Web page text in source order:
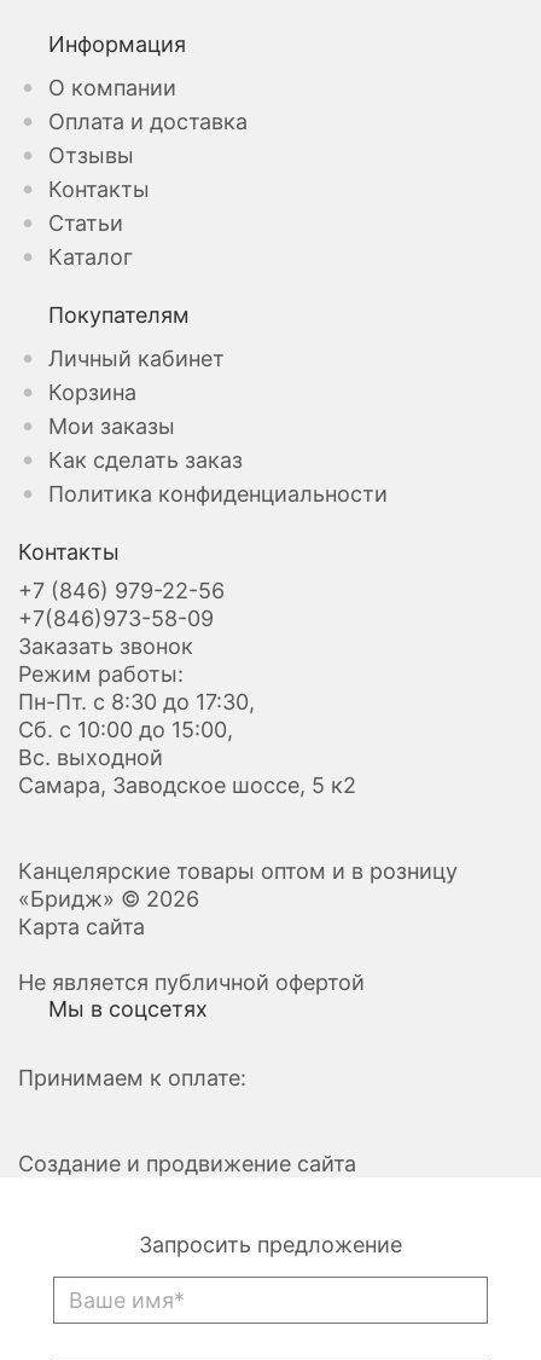
Информация
О компании
Оплата и доставка
Отзывы
Контакты
Статьи
Каталог
Покупателям
Личный кабинет
Корзина
Мои заказы
Как сделать заказ
Политика конфиденциальности
Контакты
+7 (846) 979-22-56
+7(846)973-58-09
Заказать звонок
Режим работы:
Пн-Пт. с 8:30 до 17:30,
Сб. с 10:00 до 15:00,
Вс. выходной
Самара, Заводское шоссе, 5 к2
Канцелярские товары оптом и в розницу
«Бридж» © 2026
Карта сайта
Не является публичной офертой
Мы в соцсетях
Принимаем к оплате:
Создание и продвижение сайта
Запросить предложение